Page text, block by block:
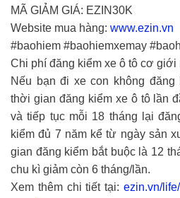
MÃ GIẢM GIÁ: EZIN30K
Website mua hàng: www.ezin.vn
#baohiem #baohiemxemay
Chi phí đăng kiểm xe ô tô cơ giới
Nếu bạn đi xe con không
thời gian đăng kiểm xe ô tô lần
và tiếp tục mỗi 18 tháng lại
kiểm đủ 7 năm kể từ ngày sản
gian đăng kiểm bắt buộc là 12
chu kì giảm còn 6 tháng/lần.
Xem thêm chi tiết tại: ezin.vn/